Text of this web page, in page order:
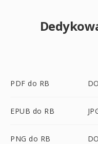
PDF do RB
EPUB do RB
PNG do RB